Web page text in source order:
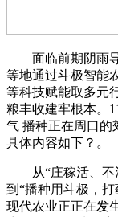
面临前期阴雨导
等地通过斗极智能
等科技赋能取多元
粮丰收建牢根本。
气 播种正在周口的
具体内容如下？。
从“庄稼活、不
到“播种用斗极，
现代农业正正在发